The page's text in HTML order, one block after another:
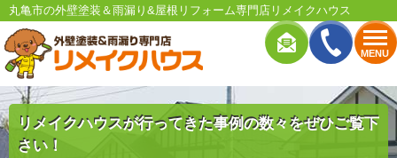
MENU
丸亀市の外壁塗装＆雨漏り&屋根リフォーム専門店リメイクハウス
リメイクハウスが行ってきた事例の数々をぜひご覧下
さい！